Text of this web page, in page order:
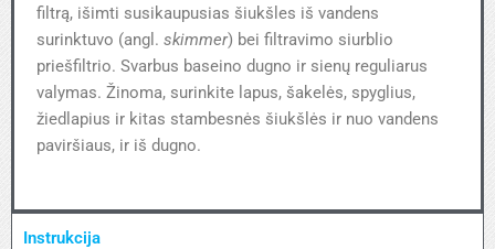
filtrą, išimti susikaupusias šiukšles iš vandens
surinktuvo (angl. skimmer) bei filtravimo siurblio
priešfiltrio. Svarbus baseino dugno ir sienų reguliarus
valymas. Žinoma, surinkite lapus, šakelės, spyglius,
žiedlapius ir kitas stambesnės šiukšlės ir nuo vandens
paviršiaus, ir iš dugno.
Instrukcija